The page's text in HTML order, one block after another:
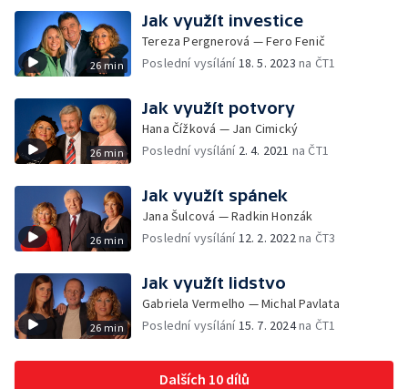
26 min
Jak využít investice
Tereza Pergnerová — Fero Fenič
Poslední vysílání18. 5. 2023 na ČT1
26 min
Jak využít potvory
Hana Čížková — Jan Cimický
Poslední vysílání 2. 4. 2021 na ČT1
26 min
Jak využít spánek
Jana Šulcová — Radkin Honzák
Poslední vysílání12. 2. 2022na ČT3
26 min
Jak využít lidstvo
Gabriela Vermelho — Michal Pavlata
Poslední vysílání15. 7. 2024na ČT1
Dalších 10 dílů